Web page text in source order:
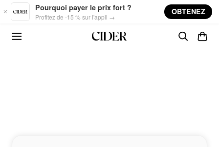
Skip to main content
Pourquoi payer le prix fort ?
Profitez de -15 % sur l'appli →
OBTENEZ